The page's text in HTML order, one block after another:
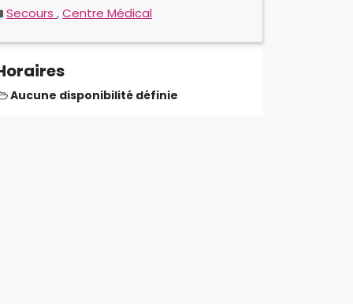
Secours ,Centre Médical
Aucune disponibilité définie